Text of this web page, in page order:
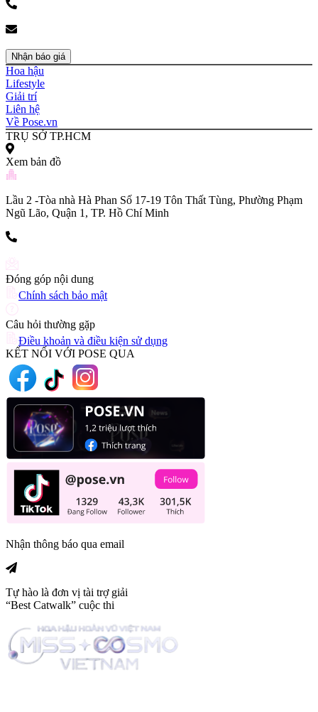
Nhận báo giá
Hoa hậu
Lifestyle
Giải trí
Liên hệ
Về Pose.vn
TRỤ SỞ TP.HCM
Xem bản đồ
Lầu 2 -Tòa nhà Hà Phan Số 17-19 Tôn Thất Tùng, Phường Phạm
Ngũ Lão, Quận 1, TP. Hồ Chí Minh
Đóng góp nội dung
Chính sách bảo mật
Câu hỏi thường gặp
Điều khoản và điều kiện sử dụng
KẾT NỐI VỚI POSE QUA
Nhận thông báo qua email
Tự hào là đơn vị tài trợ giải
“Best Catwalk” cuộc thi